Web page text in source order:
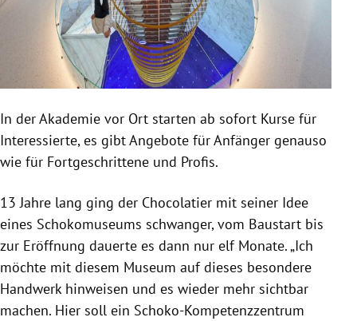
In der Akademie vor Ort starten ab sofort Kurse für
Interessierte, es gibt Angebote für Anfänger genauso
wie für Fortgeschrittene und Profis.
13 Jahre lang ging der Chocolatier mit seiner Idee
eines Schokomuseums schwanger, vom Baustart bis
zur Eröffnung dauerte es dann nur elf Monate. „Ich
möchte mit diesem Museum auf dieses besondere
Handwerk hinweisen und es wieder mehr sichtbar
machen. Hier soll ein Schoko-Kompetenzzentrum